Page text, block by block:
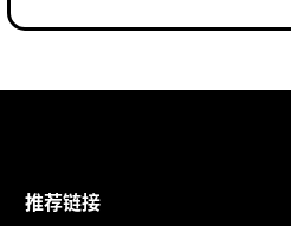
推荐链接